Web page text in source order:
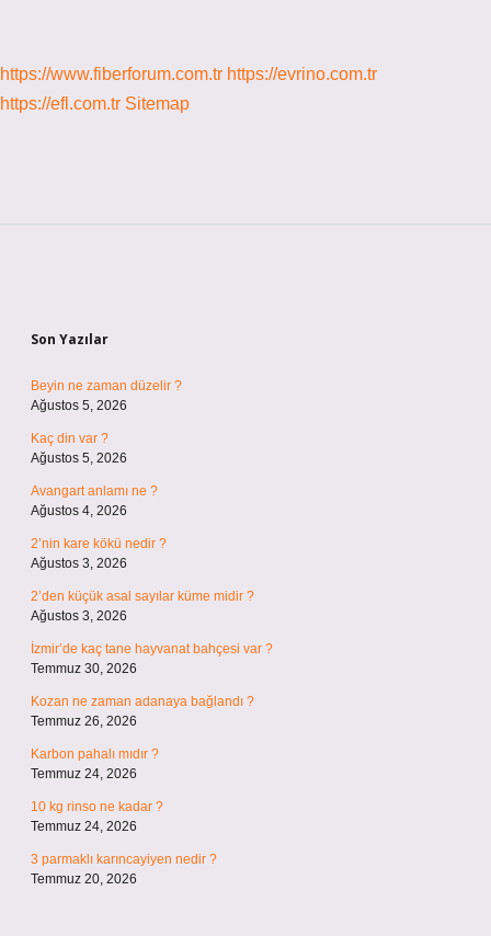
https://www.fiberforum.com.tr https://evrino.com.tr
https://efl.com.tr Sitemap
Son Yazılar
Beyin ne zaman düzelir ?
Ağustos 5, 2026
Kaç din var ?
Ağustos 5, 2026
Avangart anlamı ne ?
Ağustos 4, 2026
2’nin kare kökü nedir ?
Ağustos 3, 2026
2’den küçük asal sayılar küme midir ?
Ağustos 3, 2026
İzmir’de kaç tane hayvanat bahçesi var ?
Temmuz 30, 2026
Kozan ne zaman adanaya bağlandı ?
Temmuz 26, 2026
Karbon pahalı mıdır ?
Temmuz 24, 2026
10 kg rinso ne kadar ?
Temmuz 24, 2026
3 parmaklı karıncayiyen nedir ?
Temmuz 20, 2026